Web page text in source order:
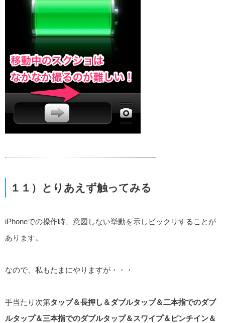
１１）とりあえず触ってみる
iPhoneでの操作時、意図しない挙動を示しビックリすることが
あります。
なので、私もたまにやりますが・・・
手当たり次第タップ＆長押し＆ダブルタップ＆二本指でのダブ
ルタップ＆三本指でのダブルタップ＆スワイプ＆ピンチイン＆